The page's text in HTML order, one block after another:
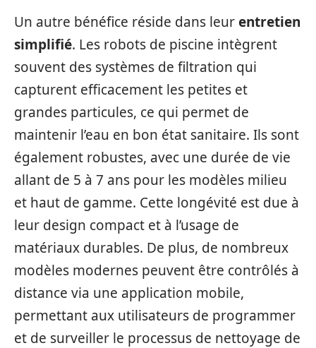
Un autre bénéfice réside dans leurentretien
simplifié. Les robots de piscine intègrent
souvent des systèmes de filtration qui
capturent efficacement les petites et
grandes particules, ce qui permet de
maintenir l’eau en bon état sanitaire. Ils sont
également robustes, avec une durée de vie
allant de 5 à 7 ans pour les modèles milieu
et haut de gamme. Cette longévité est due à
leur design compact et à l’usage de
matériaux durables. De plus, de nombreux
modèles modernes peuvent être contrôlés à
distance via une application mobile,
permettant aux utilisateurs de programmer
et de surveiller le processus de nettoyage de